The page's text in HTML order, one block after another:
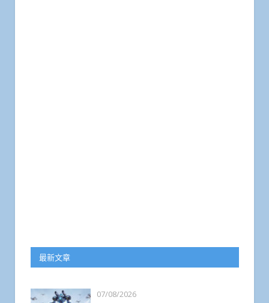
最新文章
07/08/2026